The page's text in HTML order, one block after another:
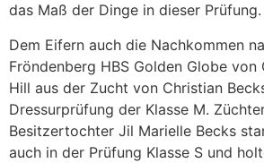
das Maß der Dinge in dieser Prüfung.
Dem Eifern auch die Nachkommen
Fröndenberg HBS Golden Globe von
Hill aus der Zucht von Christian
Dressurprüfung der Klasse M.
Besitzertochter Jil Marielle Becks
auch in der Prüfung Klasse S und